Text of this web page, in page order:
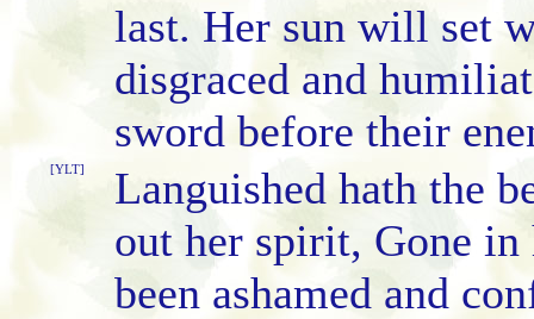
last. Her sun will set
disgraced and
sword before their
[YLT]
Languished hath the
out her spirit, Gone
been ashamed and